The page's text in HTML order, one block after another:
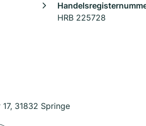
HRB 225728
31832 Springe